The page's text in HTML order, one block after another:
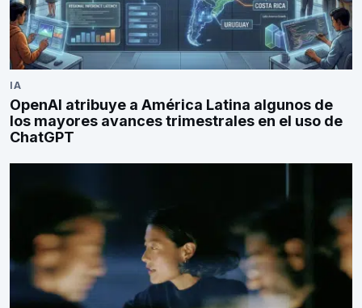
IA
OpenAI atribuye a América Latina algunos de
los mayores avances trimestrales en el uso de
ChatGPT